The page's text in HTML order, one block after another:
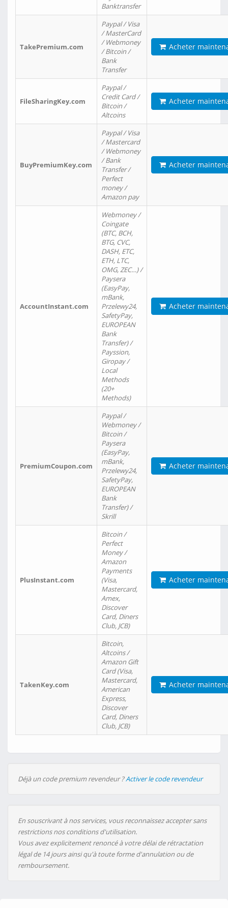
Banktransfer
TakePremium.com
Paypal / Visa
/ MasterCard
/ Webmoney
/ Bitcoin /
Bank
Transfer
Acheter
FileSharingKey.com
Paypal /
Credit Card /
Bitcoin /
Altcoins
Acheter
BuyPremiumKey.com
Paypal / Visa
/ Mastercard
/ Webmoney
/ Bank
Transfer /
Perfect
money /
Amazon pay
Acheter
AccountInstant.com
Webmoney /
Coingate
(BTC, BCH,
BTG, CVC,
DASH, ETC,
ETH, LTC,
OMG, ZEC…) /
Paysera
(EasyPay,
mBank,
Przelewy24,
SafetyPay,
EUROPEAN
Bank
Transfer) /
Payssion,
Giropay /
Local
Methods
(20+
Methods)
Acheter
PremiumCoupon.com
Paypal /
Webmoney /
Bitcoin /
Paysera
(EasyPay,
mBank,
Przelewy24,
SafetyPay,
EUROPEAN
Bank
Transfer) /
Skrill
Acheter
PlusInstant.com
Bitcoin /
Perfect
Money /
Amazon
Payments
(Visa,
Mastercard,
Amex,
Discover
Card, Diners
Club, JCB)
Acheter
TakenKey.com
Bitcoin,
Altcoins /
Amazon Gift
Card (Visa,
Mastercard,
American
Express,
Discover
Card, Diners
Club, JCB)
Acheter
Déjà un code premium revendeur ?Activer le code revendeur
En souscrivant à nos services, vous reconnaissez accepter sans
restrictions nos conditions d'utilisation.
Vous avez explicitement renoncé à votre délai de rétractation
légal de 14 jours ainsi qu'à toute forme d'annulation ou de
remboursement.